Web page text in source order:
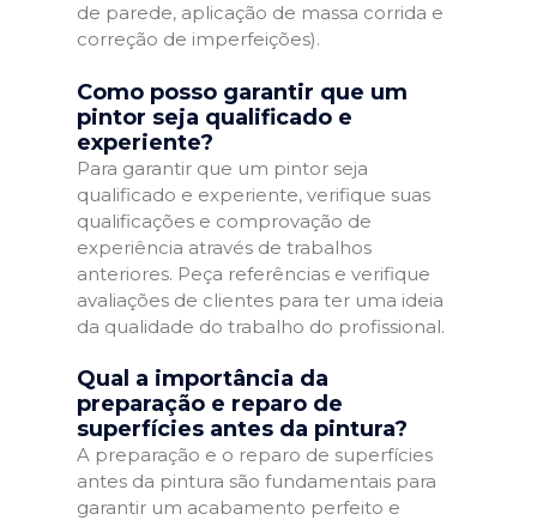
de parede, aplicação de massa corrida e
correção de imperfeições).
Como posso garantir que um
pintor seja qualificado e
experiente?
Para garantir que um pintor seja
qualificado e experiente, verifique suas
qualificações e comprovação de
experiência através de trabalhos
anteriores. Peça referências e verifique
avaliações de clientes para ter uma ideia
da qualidade do trabalho do profissional.
Qual a importância da
preparação e reparo de
superfícies antes da pintura?
A preparação e o reparo de superfícies
antes da pintura são fundamentais para
garantir um acabamento perfeito e